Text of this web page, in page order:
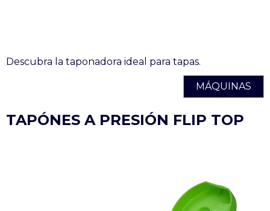
Descubra la taponadora ideal para tapas.
MÁQUINAS
TAPÓNES A PRESIÓN FLIP TOP